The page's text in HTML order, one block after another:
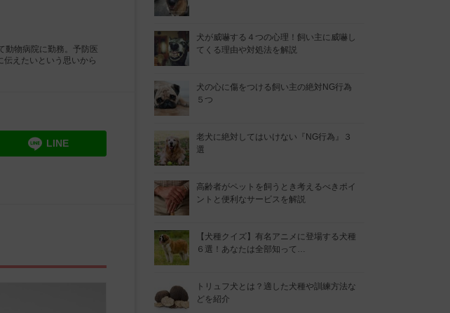
動物病院に勤務。予防医
えたいという思いから
LINE
犬が威嚇する４つの心理！飼い主に威嚇し
てくる理由や対処法を解説
犬の心に傷をつける飼い主の絶対NG行為
５つ
老犬に絶対してはいけない『NG行為』３
選
高齢者がペットを飼うとき考えるべきポイ
ントと便利なサービスを解説
【犬種クイズ】有名アニメに登場する犬種
６選！あなたは全部知って…
トリュフ犬とは？適した犬種や訓練方法な
どを紹介